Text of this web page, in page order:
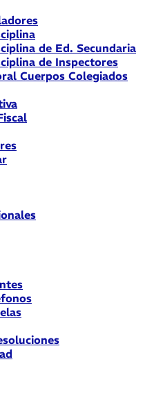
de Ed. Secundaria
de Inspectores
Cuerpos Colegiados